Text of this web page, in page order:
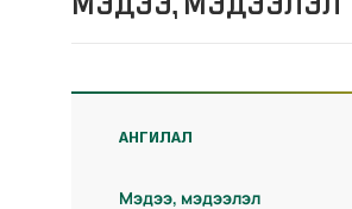
АНГИЛАЛ
Мэдээ, мэдээлэл